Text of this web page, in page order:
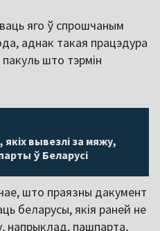
яго ў спрошчаным
аднак такая працэдура
што тэрмін
вывезлі за мяжу,
ў Беларусі
што праязны дакумент
беларусы, якія раней не
напрыклад, пашпарта,